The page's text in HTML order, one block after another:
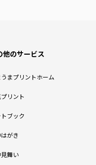
他のサービス
うまプリントホーム
リント
ブック
がき
舞い